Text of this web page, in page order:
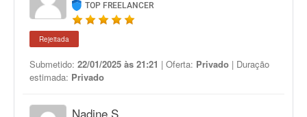
TOP FREELANCER
Rejeitada
Submetido: 22/01/2025 às 21:21 | Oferta: Privado | Duração
estimada: Privado
Nadine S